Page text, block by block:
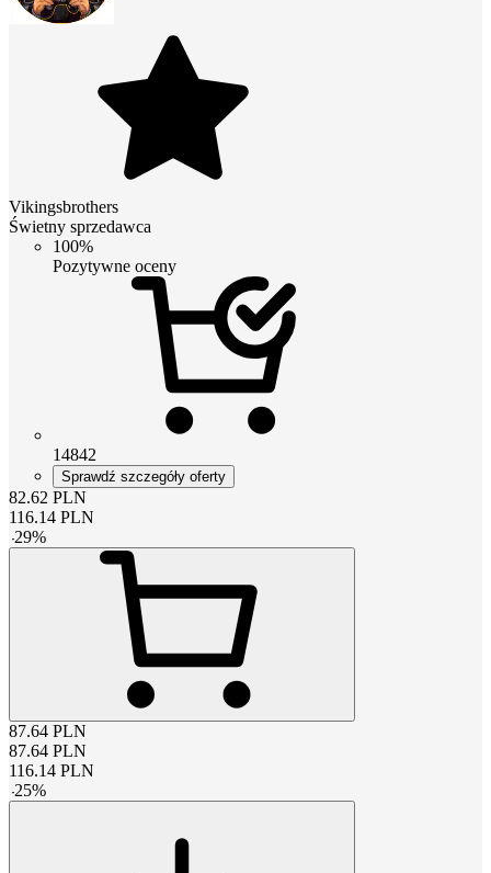
Vikingsbrothers
Świetny sprzedawca
100%
Pozytywne oceny
14842
Sprawdź szczegóły oferty
82.62 PLN
116.14 PLN
-29%
87.64 PLN
87.64 PLN
116.14 PLN
-25%